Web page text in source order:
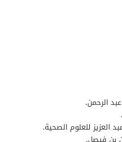
الرحمن.
العزيز للعلوم الصحية.